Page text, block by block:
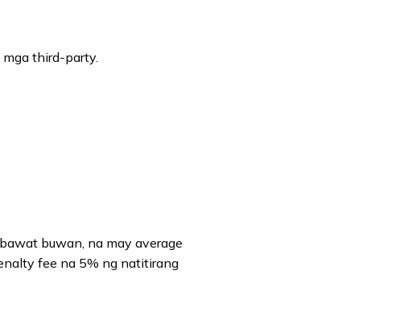
third-party.
buwan, na may average
fee na 5% ng natitirang